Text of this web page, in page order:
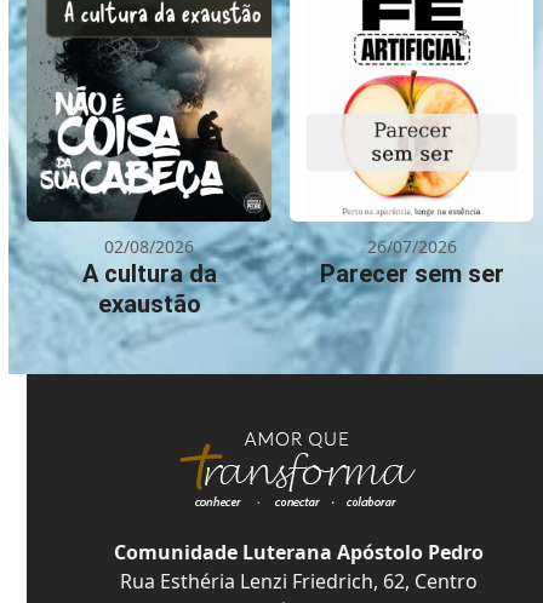
02/08/2026
A cultura da
exaustão
26/07/2026
Parecer sem ser
Comunidade Luterana Apóstolo Pedro
Rua Esthéria Lenzi Friedrich, 62, Centro